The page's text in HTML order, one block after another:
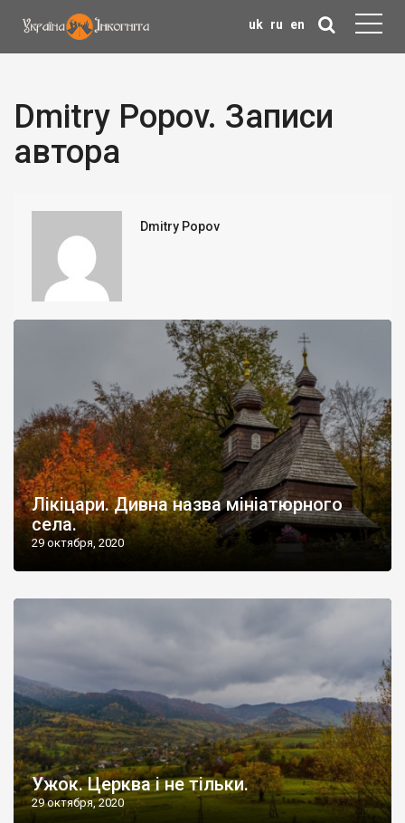
uk ru en
Dmitry Popov. Записи
автора
Dmitry Popov
Лікіцари. Дивна назва мініатюрного
села.
29 октября, 2020
Ужок. Церква і не тільки.
29 октября, 2020